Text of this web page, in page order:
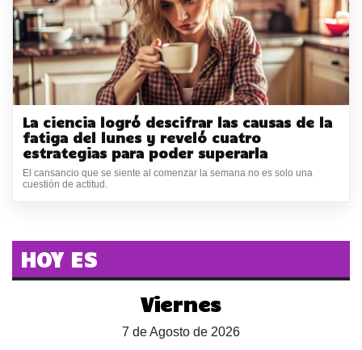
La ciencia logró descifrar las causas de la
fatiga del lunes y reveló cuatro
estrategias para poder superarla
El cansancio que se siente al comenzar la semana no es solo una
cuestión de actitud.
HOY ES
Viernes
7 de Agosto de 2026